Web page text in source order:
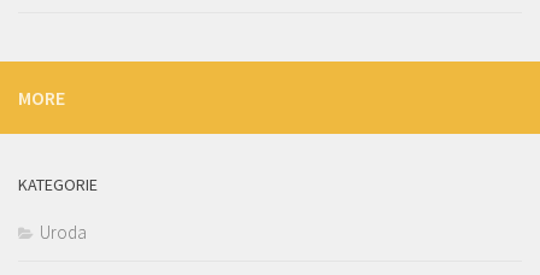
MORE
KATEGORIE
Uroda